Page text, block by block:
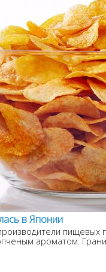
в Японии
ароматом.